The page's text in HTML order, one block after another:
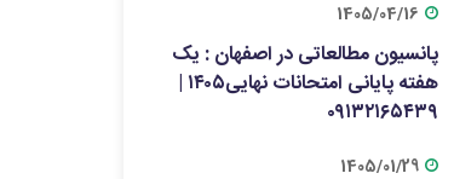
1405/04/16
پانسیون مطالعاتی در اصفهان : یک
هفته پایانی امتحانات نهایی۱۴۰۵ |
۰۹۱۳۲۱۶۵۴۳۹
1405/01/29